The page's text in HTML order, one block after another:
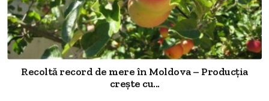
Recoltă record de mere în Moldova – Producția
crește cu...